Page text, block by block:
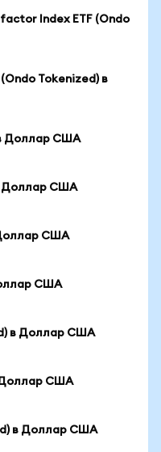
Index ETF (Ondo
Tokenized) в
Доллар США
Доллар США
США
США
в Доллар США
Доллар США
в Доллар США